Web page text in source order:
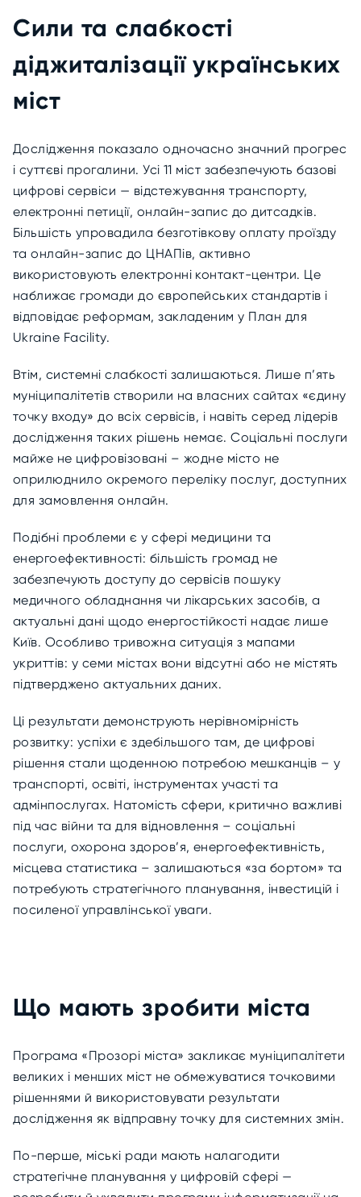
Сили та слабкості
діджиталізації українських
міст
Дослідження показало одночасно значний прогрес
і суттєві прогалини. Усі 11 міст забезпечують базові
цифрові сервіси — відстежування транспорту,
електронні петиції, онлайн-запис до дитсадків.
Більшість упровадила безготівкову оплату проїзду
та онлайн-запис до ЦНАПів, активно
використовують електронні контакт-центри. Це
наближає громади до європейських стандартів і
відповідає реформам, закладеним у План для
Ukraine Facility.
Втім, системні слабкості залишаються. Лише п’ять
муніципалітетів створили на власних сайтах «єдину
точку входу» до всіх сервісів, і навіть серед лідерів
дослідження таких рішень немає. Соціальні послуги
майже не цифровізовані – жодне місто не
оприлюднило окремого переліку послуг, доступних
для замовлення онлайн.
Подібні проблеми є у сфері медицини та
енергоефективності: більшість громад не
забезпечують доступу до сервісів пошуку
медичного обладнання чи лікарських засобів, а
актуальні дані щодо енергостійкості надає лише
Київ. Особливо тривожна ситуація з мапами
укриттів: у семи містах вони відсутні або не містять
підтверджено актуальних даних.
Ці результати демонструють нерівномірність
розвитку: успіхи є здебільшого там, де цифрові
рішення стали щоденною потребою мешканців – у
транспорті, освіті, інструментах участі та
адмінпослугах. Натомість сфери, критично важливі
під час війни та для відновлення – соціальні
послуги, охорона здоров’я, енергоефективність,
місцева статистика – залишаються «за бортом» та
потребують стратегічного планування, інвестицій і
посиленої управлінської уваги.
Що мають зробити міста
Програма «Прозорі міста» закликає муніципалітети
великих і менших міст не обмежуватися точковими
рішеннями й використовувати результати
дослідження як відправну точку для системних змін.
По-перше, міські ради мають налагодити
стратегічне планування у цифровій сфері —